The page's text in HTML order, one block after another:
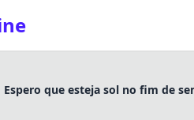
Espero que esteja sol no fim de